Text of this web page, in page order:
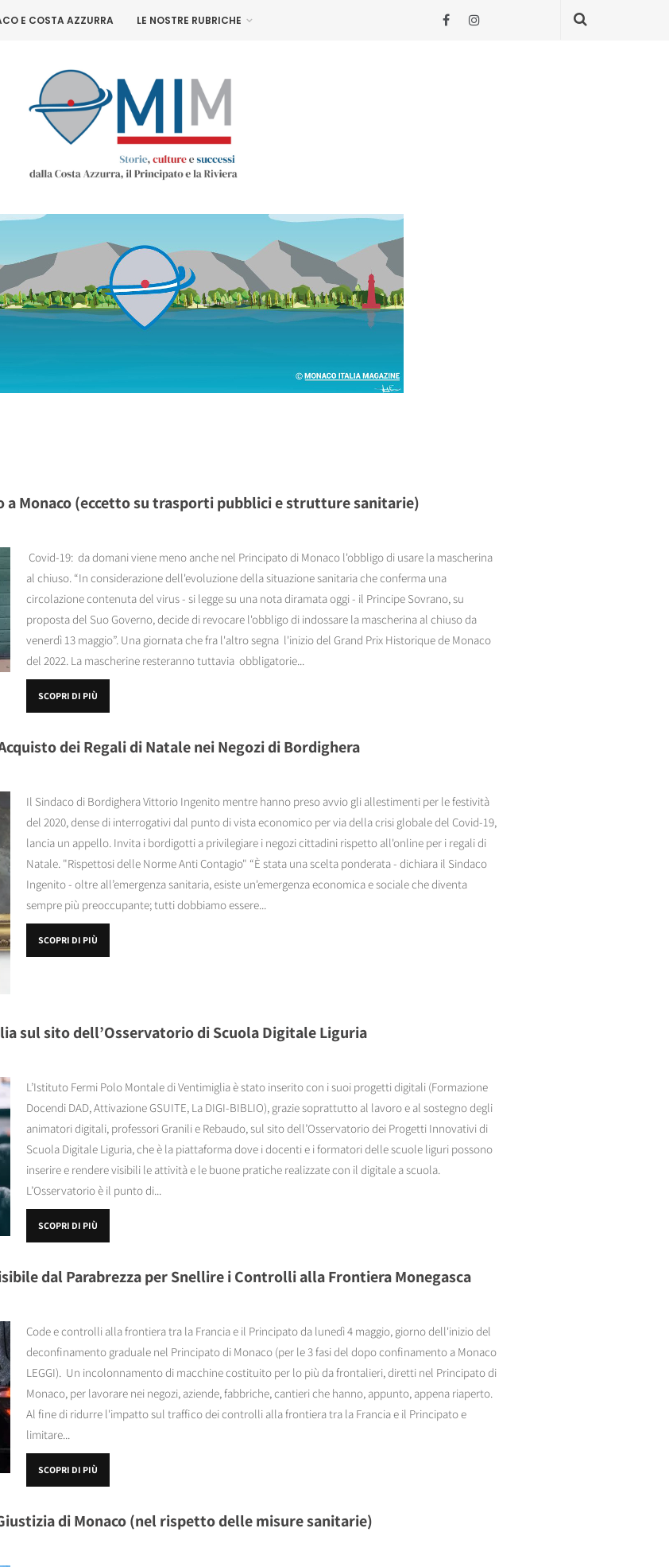
E COSTA AZZURRA LE NOSTRE RUBRICHE
a Monaco (eccetto su trasporti pubblici e strutture sanitarie)
Covid-19: da domani viene meno anche nel Principato di Monaco l'obbligo di usare la mascherina
al chiuso. “In considerazione dell'evoluzione della situazione sanitaria che conferma una
circolazione contenuta del virus - si legge su una nota diramata oggi - il Principe Sovrano, su
proposta del Suo Governo, decide di revocare l'obbligo di indossare la mascherina al chiuso da
venerdì 13 maggio”. Una giornata che fra l'altro segna l'inizio del Grand Prix Historique de Monaco
del 2022. La mascherine resteranno tuttavia obbligatorie...
SCOPRI DI PIÙ
dei Regali di Natale nei Negozi di Bordighera
Il Sindaco di Bordighera Vittorio Ingenito mentre hanno preso avvio gli allestimenti per le festività
del 2020, dense di interrogativi dal punto di vista economico per via della crisi globale del Covid-19,
lancia un appello. Invita i bordigotti a privilegiare i negozi cittadini rispetto all'online per i regali di
Natale. "Rispettosi delle Norme Anti Contagio" “È stata una scelta ponderata - dichiara il Sindaco
Ingenito - oltre all’emergenza sanitaria, esiste un'emergenza economica e sociale che diventa
sempre più preoccupante; tutti dobbiamo essere...
SCOPRI DI PIÙ
sul sito dell’Osservatorio di Scuola Digitale Liguria
L’Istituto Fermi Polo Montale di Ventimiglia è stato inserito con i suoi progetti digitali (Formazione
Docendi DAD, Attivazione GSUITE, La DIGI-BIBLIO), grazie soprattutto al lavoro e al sostegno degli
animatori digitali, professori Granili e Rebaudo, sul sito dell’Osservatorio dei Progetti Innovativi di
Scuola Digitale Liguria, che è la piattaforma dove i docenti e i formatori delle scuole liguri possono
inserire e rendere visibili le attività e le buone pratiche realizzate con il digitale a scuola.
L’Osservatorio è il punto di...
SCOPRI DI PIÙ
dal Parabrezza per Snellire i Controlli alla Frontiera Monegasca
Code e controlli alla frontiera tra la Francia e il Principato da lunedì 4 maggio, giorno dell'inizio del
deconfinamento graduale nel Principato di Monaco (per le 3 fasi del dopo confinamento a Monaco
LEGGI). Un incolonnamento di macchine costituito per lo più da frontalieri, diretti nel Principato di
Monaco, per lavorare nei negozi, aziende, fabbriche, cantieri che hanno, appunto, appena riaperto.
Al fine di ridurre l'impatto sul traffico dei controlli alla frontiera tra la Francia e il Principato e
limitare...
SCOPRI DI PIÙ
di Monaco (nel rispetto delle misure sanitarie)